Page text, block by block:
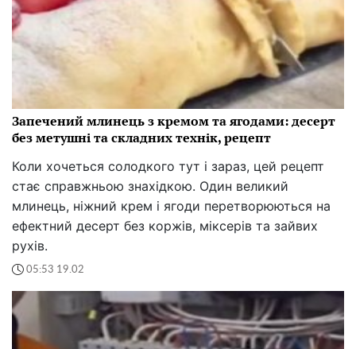
Запечений млинець з кремом та ягодами: десерт
без метушні та складних технік, рецепт
Коли хочеться солодкого тут і зараз, цей рецепт
стає справжньою знахідкою. Один великий
млинець, ніжний крем і ягоди перетворюються на
ефектний десерт без коржів, міксерів та зайвих
рухів.
05:53 19.02